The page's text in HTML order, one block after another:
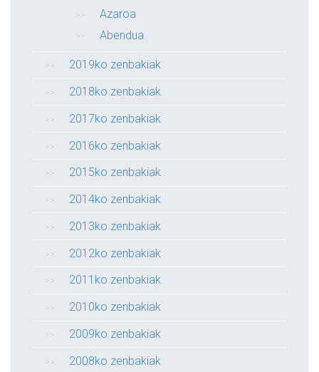
Azaroa
Abendua
2019ko zenbakiak
2018ko zenbakiak
2017ko zenbakiak
2016ko zenbakiak
2015ko zenbakiak
2014ko zenbakiak
2013ko zenbakiak
2012ko zenbakiak
2011ko zenbakiak
2010ko zenbakiak
2009ko zenbakiak
2008ko zenbakiak